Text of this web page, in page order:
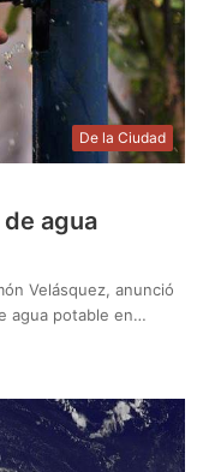
De la Ciudad
agua
Velásquez, anunció
agua potable en…